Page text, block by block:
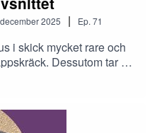
2025 | Ep. 71
i skick mycket rare och
Dessutom tar vi
Gardellgate till
vi författare påverkas av